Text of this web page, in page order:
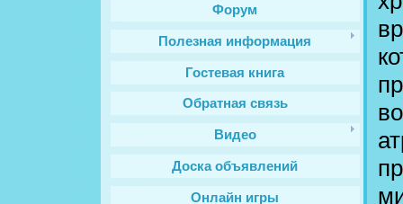
Форум
Полезная информация
Гостевая книга
Обратная связь
Видео
Доска объявлений
Онлайн игры